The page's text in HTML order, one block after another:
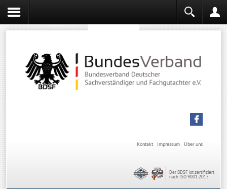
Über uns
Impressum
Kontakt
Der BDSF ist zertifiziert
nach ISO 9001:2015